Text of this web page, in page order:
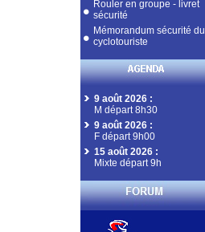
Rouler en groupe - livret
sécurité
Mémorandum sécurité du
cyclotouriste
9 août 2026 :
M départ 8h30
9 août 2026 :
F départ 9h00
15 août 2026 :
Mixte départ 9h